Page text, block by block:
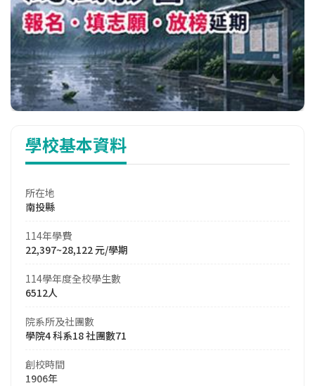
學校基本資料
所在地
南投縣
114年學費
22,397~28,122 元/學期
114學年度全校學生數
6512人
院系所及社團數
學院4 科系18 社團數71
創校時間
1906年